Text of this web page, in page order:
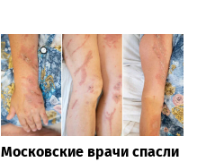
Московские врачи спасли